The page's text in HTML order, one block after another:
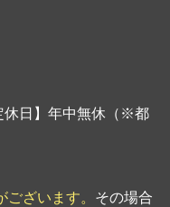
休日】年中無休（※都
ざいます。 その場合